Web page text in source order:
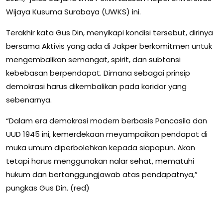
Wijaya Kusuma Surabaya (UWKS) ini.
Terakhir kata Gus Din, menyikapi kondisi tersebut, dirinya
bersama Aktivis yang ada di Jakper berkomitmen untuk
mengembalikan semangat, spirit, dan subtansi
kebebasan berpendapat. Dimana sebagai prinsip
demokrasi harus dikembalikan pada koridor yang
sebenarnya.
“Dalam era demokrasi modern berbasis Pancasila dan
UUD 1945 ini, kemerdekaan meyampaikan pendapat di
muka umum diperbolehkan kepada siapapun. Akan
tetapi harus menggunakan nalar sehat, mematuhi
hukum dan bertanggungjawab atas pendapatnya,”
pungkas Gus Din. (red)